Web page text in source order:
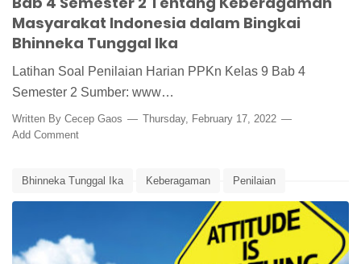
Masyarakat Indonesia dalam Bingkai
Bhinneka Tunggal Ika
Latihan Soal Penilaian Harian PPKn Kelas 9 Bab 4
Semester 2 Sumber: www…
Written By Cecep Gaos
Thursday, February 17, 2022
Add Comment
Bhinneka Tunggal Ika Keberagaman Penilaian
PPKn Kelas 9 Bab 4